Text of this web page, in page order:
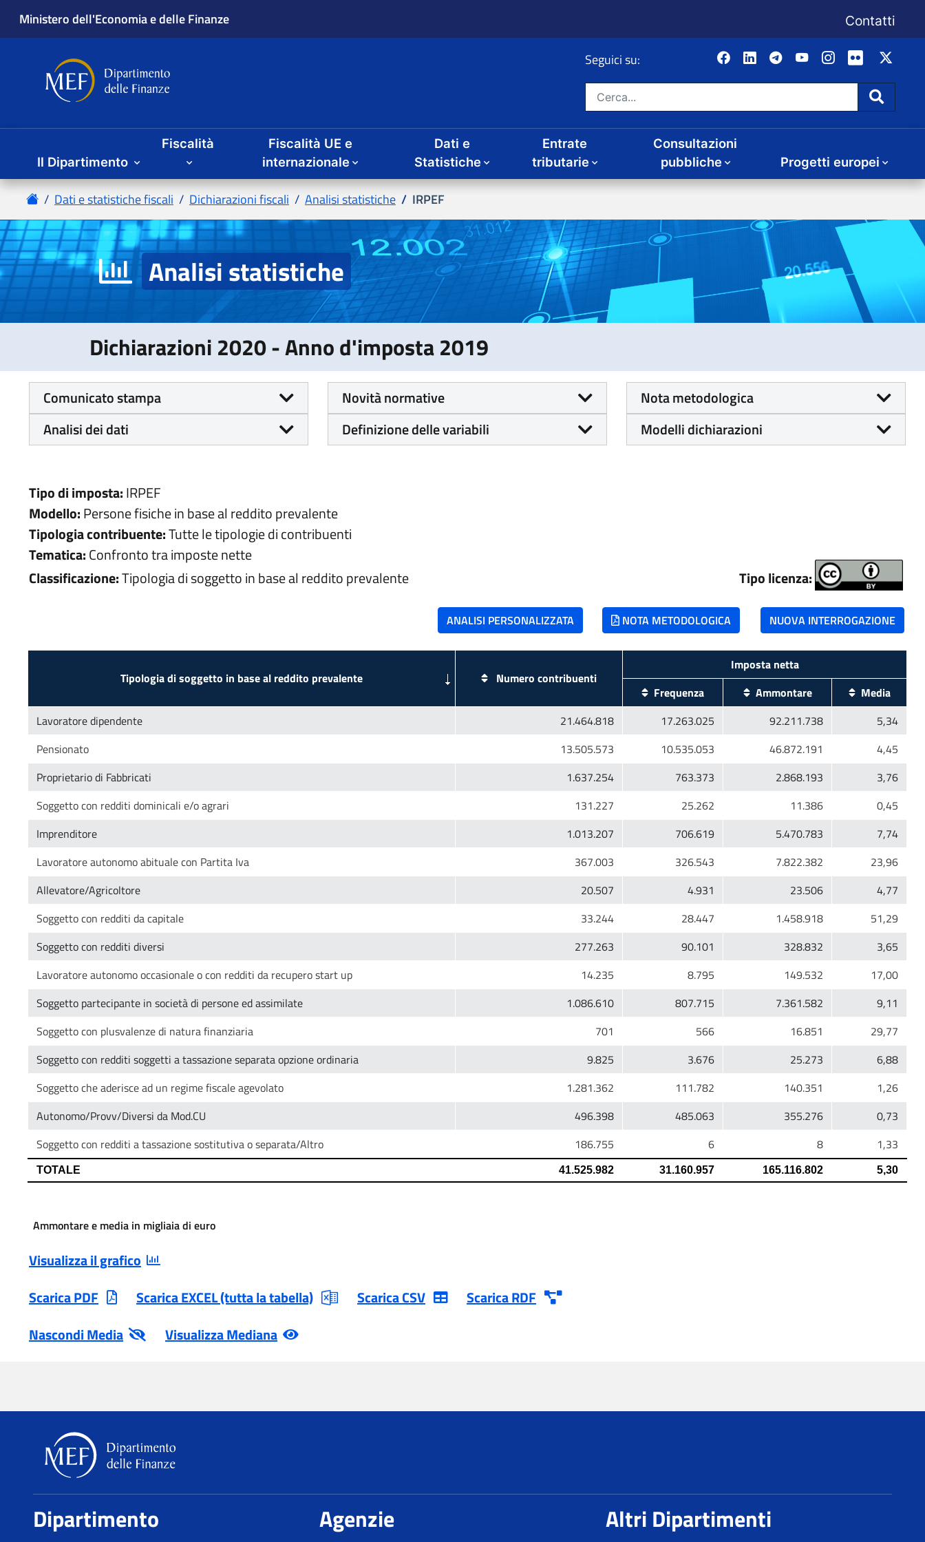
Il Dipartimento
Fiscalità Fiscalità UE e Dati e Entrate
Consultazioni
Progetti europei
IRPEF
Analisi statistiche
Dichiarazioni 2020 - Anno d'imposta 2019
Comunicato stampa Novità normative
Nota metodologica
Analisi dei dati
Definizione delle variabili Modelli dichiarazioni
Tipo di imposta:IRPEF
Modello:Persone fisiche in base al reddito prevalente
Tipologia contribuente:Tutte le tipologie di contribuenti
Tematica:Confronto tra imposte nette
Classificazione:Tipologia di soggetto in base al reddito prevalente Tipo licenza:
NOTA METODOLOGICA NUOVA INTERROGAZIONE
Numero contribuenti
Ammontare e media in migliaia di euro